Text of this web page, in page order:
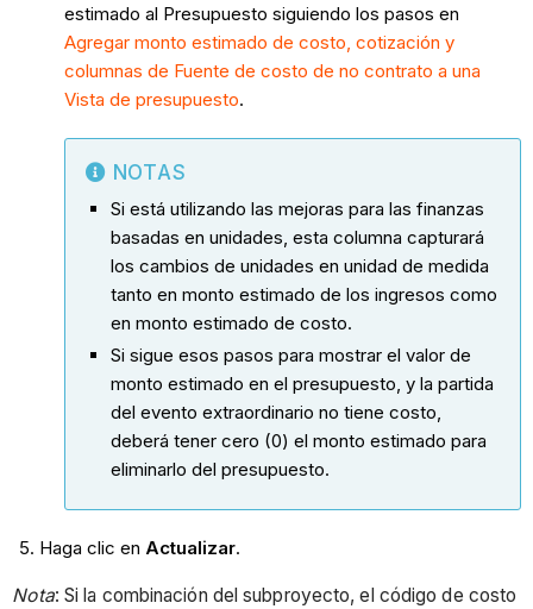
estimado al Presupuesto siguiendo los pasos en
Agregar monto estimado de costo, cotización y
columnas de Fuente de costo de no contrato a una
Vista de presupuesto.
NOTAS
Si está utilizando las mejoras para las finanzas
basadas en unidades, esta columna capturará
los cambios de unidades en unidad de medida
tanto en monto estimado de los ingresos como
en monto estimado de costo.
Si sigue esos pasos para mostrar el valor de
monto estimado en el presupuesto, y la partida
del evento extraordinario no tiene costo,
deberá tener cero (0) el monto estimado para
eliminarlo del presupuesto.
Haga clic en Actualizar.
Nota: Si la combinación del subproyecto, el código de costo